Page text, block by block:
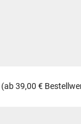
(ab 39,00 €